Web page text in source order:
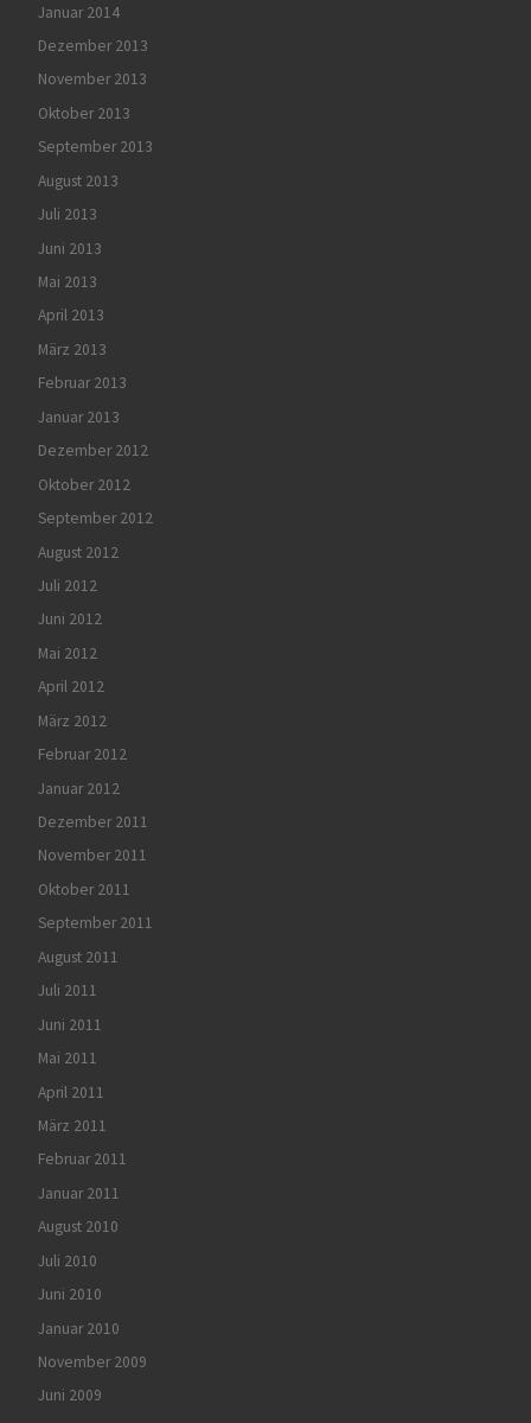
Januar 2014
Dezember 2013
November 2013
Oktober 2013
September 2013
August 2013
Juli 2013
Juni 2013
Mai 2013
April 2013
März 2013
Februar 2013
Januar 2013
Dezember 2012
Oktober 2012
September 2012
August 2012
Juli 2012
Juni 2012
Mai 2012
April 2012
März 2012
Februar 2012
Januar 2012
Dezember 2011
November 2011
Oktober 2011
September 2011
August 2011
Juli 2011
Juni 2011
Mai 2011
April 2011
März 2011
Februar 2011
Januar 2011
August 2010
Juli 2010
Juni 2010
Januar 2010
November 2009
Juni 2009